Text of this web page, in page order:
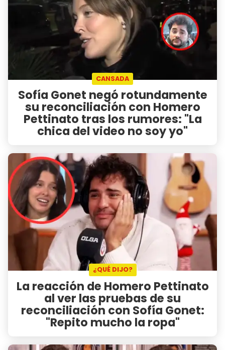
CANSADA
Sofía Gonet negó rotundamente
su reconciliación con Homero
Pettinato tras los rumores: "La
chica del video no soy yo"
¿QUÉ DIJO?
La reacción de Homero Pettinato
al ver las pruebas de su
reconciliación con Sofía Gonet:
"Repito mucho la ropa"